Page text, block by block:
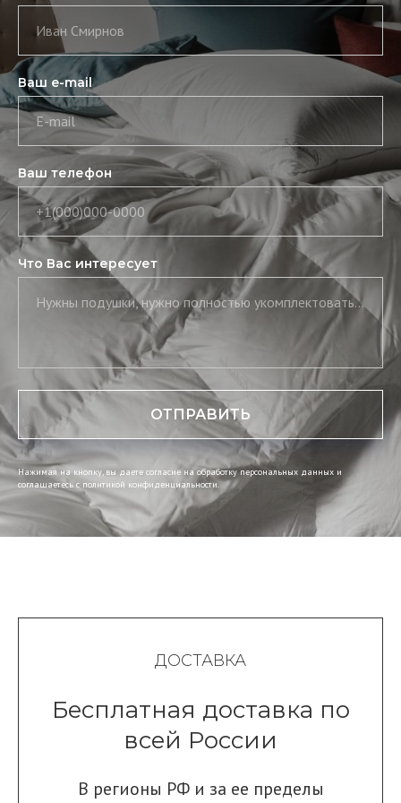
Иван Смирнов
Ваш e-mail
E-mail
Ваш телефон
+1(000)000-0000
Что Вас интересует
Нужны подушки, нужно полностью укомплектовать постель, нужны скатерть и салфетки
ОТПРАВИТЬ
Нажимая на кнопку, вы даете согласие на обработку персональных данных и
соглашаетесь c политикой конфиденциальности.
ДОСТАВКА
Бесплатная доставка по
всей России
В регионы РФ и за ее пределы